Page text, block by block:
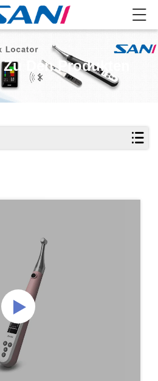
Den Produkten